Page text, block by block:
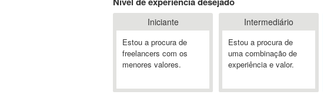
3GSM
4D Dimension
802.11
A&P
A-GPS
Iniciante
Estou a procura de
freelancers com os
menores valores.
Intermediário
Estou a procura de
uma combinação de
experiência e valor.